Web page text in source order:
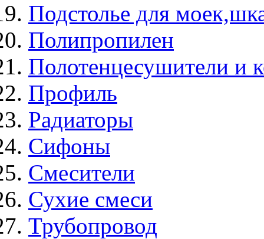
Подстолье для
Полипропилен
Полотенцесушители и
Профиль
Радиаторы
Сифоны
Смесители
Сухие смеси
Трубопровод